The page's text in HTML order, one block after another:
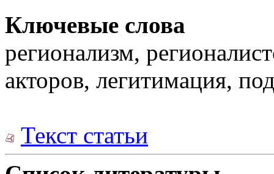
Ключевые слова
регионализм,
акторов, легитимация,
Текст статьи